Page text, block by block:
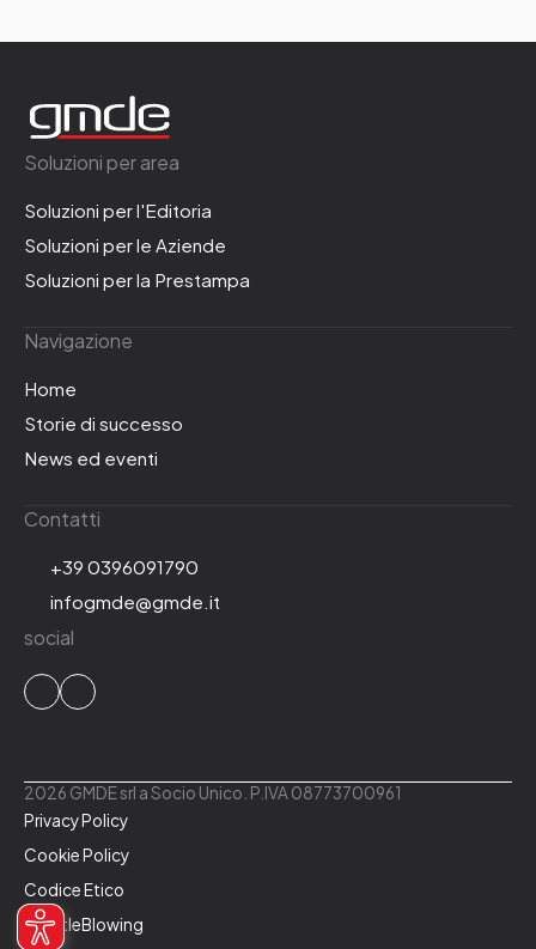
Soluzioni per area
Soluzioni per l'Editoria
Soluzioni per le Aziende
Soluzioni per la Prestampa
Navigazione
Home
Storie di successo
News ed eventi
Contatti
+39 0396091790
infogmde@gmde.it
social
2026 GMDE srl a Socio Unico. P.IVA 08773700961
Privacy Policy
Cookie Policy
Codice Etico
WhistleBlowing